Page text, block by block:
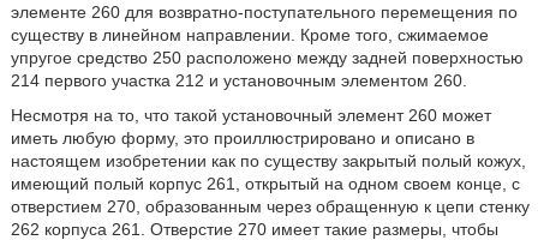
элементе 260 для возвратно-поступательного перемещения по
существу в линейном направлении. Кроме того, сжимаемое
упругое средство 250 расположено между задней поверхностью
214 первого участка 212 и установочным элементом 260.
Несмотря на то, что такой установочный элемент 260 может
иметь любую форму, это проиллюстрировано и описано в
настоящем изобретении как по существу закрытый полый кожух,
имеющий полый корпус 261, открытый на одном своем конце, с
отверстием 270, образованным через обращенную к цепи стенку
262 корпуса 261. Отверстие 270 имеет такие размеры, чтобы